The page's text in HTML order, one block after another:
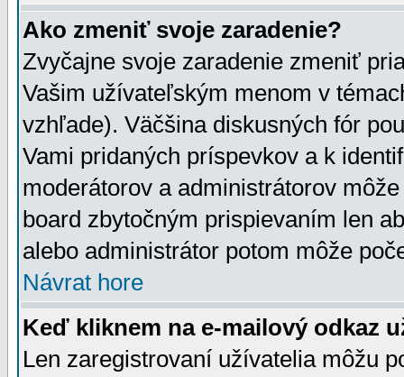
Ako zmeniť svoje zaradenie?
Zvyčajne svoje zaradenie zmeniť
Vašim užívateľským menom v
vzhľade). Väčšina diskusných fór
Vami pridaných príspevkov a k
moderátorov a administrátorov
board zbytočným prispievaním len
alebo administrátor potom môže
Návrat hore
Keď kliknem na e-mailový odkaz
Len zaregistrovaní užívatelia môžu